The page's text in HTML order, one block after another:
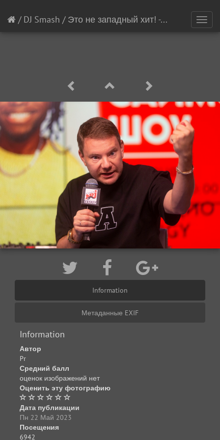
/ DJ Smash / Это не западный хит! - DJ SMASH прокомменитровал наветы хейтеров
Information
Метаданные EXIF
Information
Автор
Pr
Средний балл
оценок изображений нет
Оценить эту фотографию
Дата публикации
Пн 22 Май 2023
Посещения
6942